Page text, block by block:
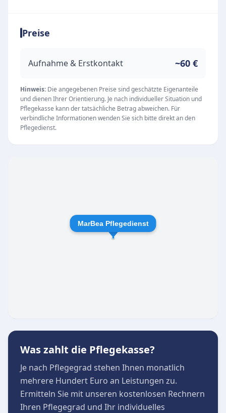
XI sowie erfahrenen Hauswirtschafterinnen.
die Einrichtung flexibel und individuell auf die
Unsere Leistungen und Qualitätsansprüche
Als anerkannter Vertragspartner der Kranken-
und Pflegekassen stellt der Dienst eine
reibungslose und professionelle Versorgung im
häuslichen Umfeld sicher. Zu den
Hauswirtschafterinnen
Qualifizierte Betreuungsleistungen im Alltag
Preise
Aufnahme & Erstkontakt ~60 €
Hinweis: Die angegebenen Preise sind geschätzte Eigenanteile
und dienen Ihrer Orientierung. Je nach individueller Situation und
Pflegekasse kann der tatsächliche Betrag abweichen. Für
verbindliche Informationen wenden Sie sich bitte direkt an den
Pflegedienst.
MarBea Pflegedienst
Was zahlt die Pflegekasse?
Je nach Pflegegrad stehen Ihnen monatlich
mehrere Hundert Euro an Leistungen zu.
Ermitteln Sie mit unseren kostenlosen Rechnern
Ihren Pflegegrad und Ihr individuelles